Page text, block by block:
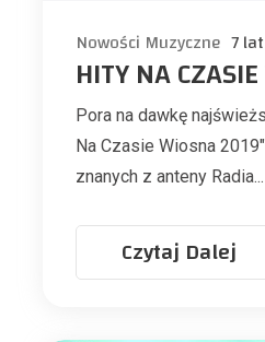
Nowości Muzyczne 7
Pora na dawkę
Na Czasie Wiosna
znanych z anteny Radia...
Czytaj Dalej